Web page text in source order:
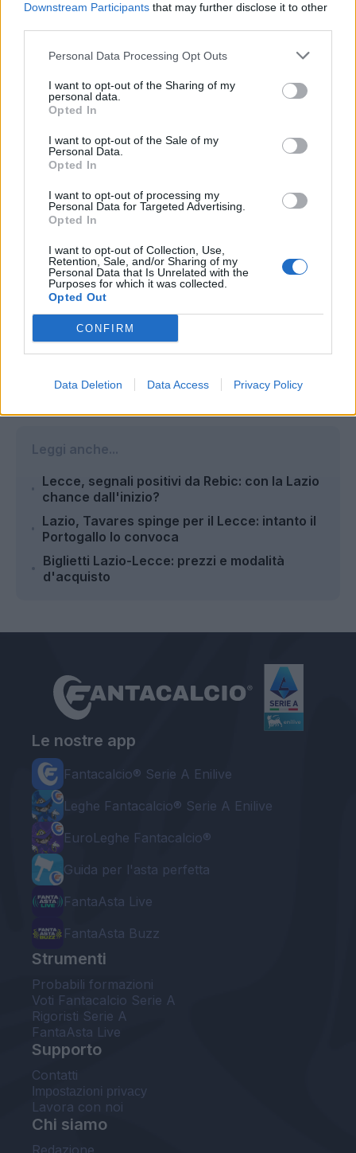
Downstream Participants that may further disclose it to other
Personal Data Processing Opt Outs
I want to opt-out of the Sharing of my
personal data.
Opted In
I want to opt-out of the Sale of my
Personal Data.
Opted In
I want to opt-out of processing my
Personal Data for Targeted Advertising.
Opted In
I want to opt-out of Collection, Use,
Retention, Sale, and/or Sharing of my
Personal Data that Is Unrelated with the
Purposes for which it was collected.
Opted Out
CONFIRM
Data Deletion Data Access Privacy Policy
proseguirà la preparazione della gara con i
biancocelesti.
Autore
Paolo Siotto
Leggi anche...
Lecce, segnali positivi da Rebic: con la Lazio
chance dall'inizio?
Lazio, Tavares spinge per il Lecce: intanto il
Portogallo lo convoca
Biglietti Lazio-Lecce: prezzi e modalità
d'acquisto
Le nostre app
Fantacalcio® Serie A Enilive
Leghe Fantacalcio® Serie A Enilive
EuroLeghe Fantacalcio®
Guida per l'asta perfetta
FantaAsta Live
FantaAsta Buzz
Strumenti
Probabili formazioni
Voti Fantacalcio Serie A
Rigoristi Serie A
FantaAsta Live
Supporto
Contatti
Impostazioni privacy
Lavora con noi
Chi siamo